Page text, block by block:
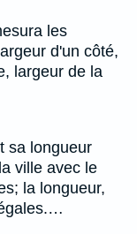
les
d'un côté,
largeur de la
sa longueur
ville avec le
la longueur,